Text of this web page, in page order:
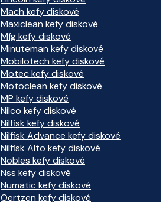
Mach kefy diskové
Maxiclean kefy diskové
Mfg kefy diskové
Minuteman kefy diskové
Mobilotech kefy diskové
Motec kefy diskové
Motoclean kefy diskové
MP kefy diskové
Nilco kefy diskové
Nilfisk kefy diskové
Nilfisk Advance kefy diskové
Nilfisk Alto kefy diskové
Nobles kefy diskové
Nss kefy diskové
Numatic kefy diskové
Oertzen kefy diskové